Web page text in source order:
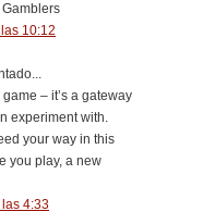
10:12
– it’s a gateway
experiment with.
your way in this
you play, a new
4:33